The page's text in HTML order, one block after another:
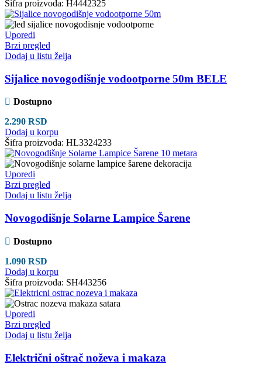
Šifra proizvoda: H4442325
Uporedi
Brzi pregled
Dodaj u listu želja
Sijalice novogodišnje vodootporne 50m BELE
Dostupno
2.290 RSD
Dodaj u korpu
Šifra proizvoda: HL3324233
Uporedi
Brzi pregled
Dodaj u listu želja
Novogodišnje Solarne Lampice Šarene
Dostupno
1.090 RSD
Dodaj u korpu
Šifra proizvoda: SH443256
Uporedi
Brzi pregled
Dodaj u listu želja
Električni oštrač noževa i makaza